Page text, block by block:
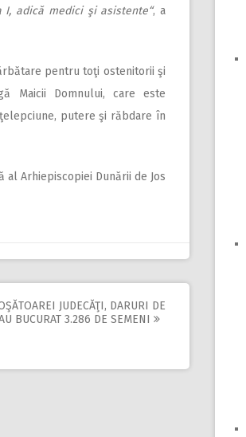
adică medici şi asistente“, a
pentru toţi ostenitorii şi
Maicii Domnului, care este
putere şi răbdare în
al Arhiepiscopiei Dunării de Jos
JUDECĂŢI, DARURI DE
BUCURAT 3.286 DE SEMENI